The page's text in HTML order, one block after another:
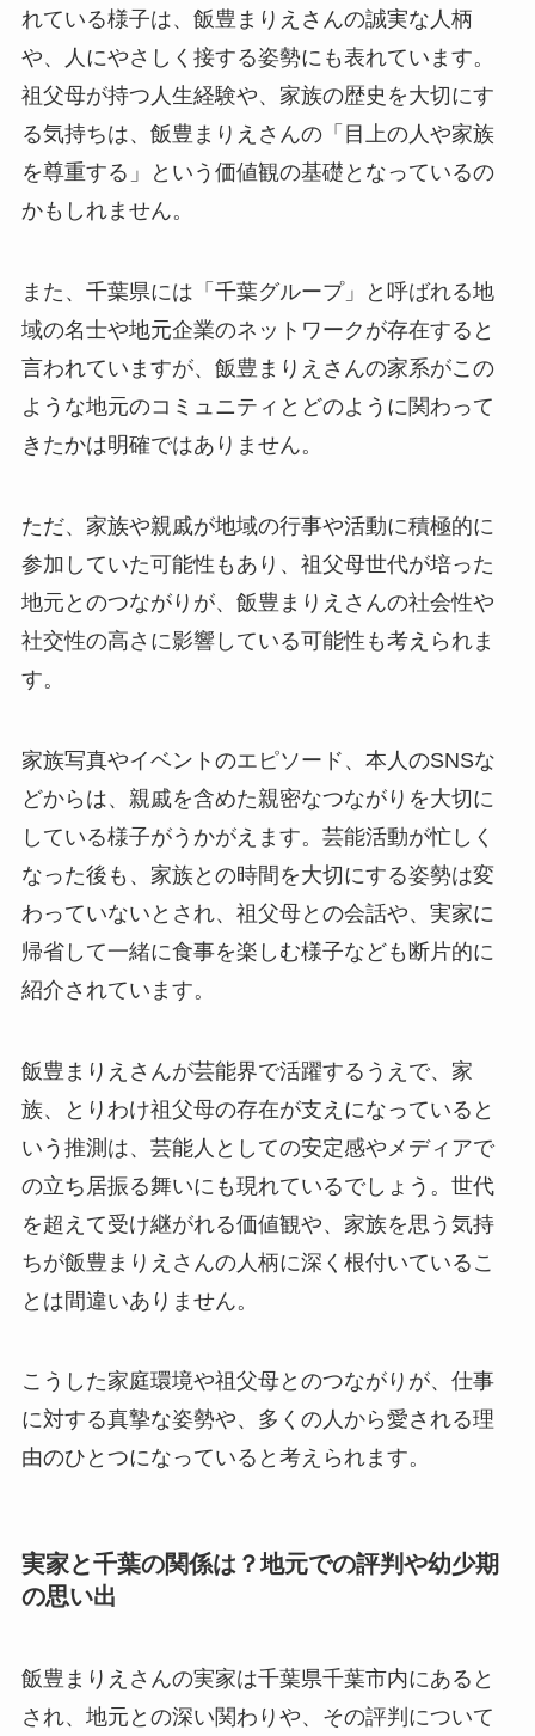
れている様子は、飯豊まりえさんの誠実な人柄
や、人にやさしく接する姿勢にも表れています。
祖父母が持つ人生経験や、家族の歴史を大切にす
る気持ちは、飯豊まりえさんの「目上の人や家族
を尊重する」という価値観の基礎となっているの
かもしれません。
また、千葉県には「千葉グループ」と呼ばれる地
域の名士や地元企業のネットワークが存在すると
言われていますが、飯豊まりえさんの家系がこの
ような地元のコミュニティとどのように関わって
きたかは明確ではありません。
ただ、家族や親戚が地域の行事や活動に積極的に
参加していた可能性もあり、祖父母世代が培った
地元とのつながりが、飯豊まりえさんの社会性や
社交性の高さに影響している可能性も考えられま
す。
家族写真やイベントのエピソード、本人のSNSな
どからは、親戚を含めた親密なつながりを大切に
している様子がうかがえます。芸能活動が忙しく
なった後も、家族との時間を大切にする姿勢は変
わっていないとされ、祖父母との会話や、実家に
帰省して一緒に食事を楽しむ様子なども断片的に
紹介されています。
飯豊まりえさんが芸能界で活躍するうえで、家
族、とりわけ祖父母の存在が支えになっていると
いう推測は、芸能人としての安定感やメディアで
の立ち居振る舞いにも現れているでしょう。世代
を超えて受け継がれる価値観や、家族を思う気持
ちが飯豊まりえさんの人柄に深く根付いているこ
とは間違いありません。
こうした家庭環境や祖父母とのつながりが、仕事
に対する真摯な姿勢や、多くの人から愛される理
由のひとつになっていると考えられます。
実家と千葉の関係は？地元での評判や幼少期
の思い出
飯豊まりえさんの実家は千葉県千葉市内にあると
され、地元との深い関わりや、その評判について